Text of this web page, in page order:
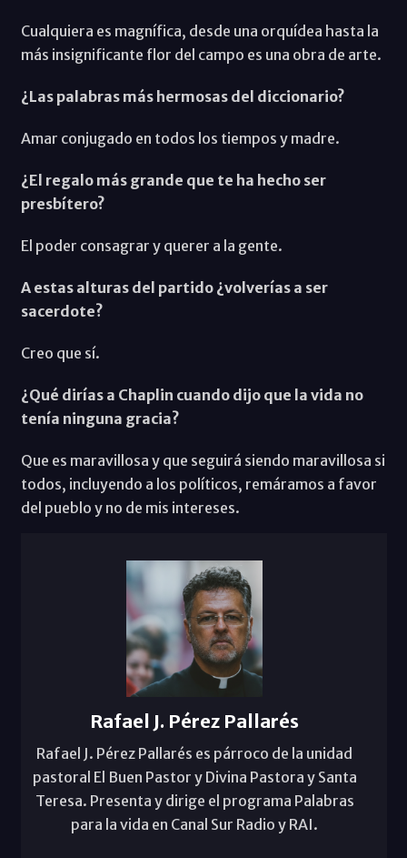
Cualquiera es magnífica, desde una orquídea hasta la
más insignificante flor del campo es una obra de arte.
¿Las palabras más hermosas del diccionario?
Amar conjugado en todos los tiempos y madre.
¿El regalo más grande que te ha hecho ser
presbítero?
El poder consagrar y querer a la gente.
A estas alturas del partido ¿volverías a ser
sacerdote?
Creo que sí.
¿Qué dirías a Chaplin cuando dijo que la vida no
tenía ninguna gracia?
Que es maravillosa y que seguirá siendo maravillosa si
todos, incluyendo a los políticos, remáramos a favor
del pueblo y no de mis intereses.
Rafael J. Pérez Pallarés
Rafael J. Pérez Pallarés es párroco de la unidad
pastoral El Buen Pastor y Divina Pastora y Santa
Teresa. Presenta y dirige el programa Palabras
para la vida en Canal Sur Radio y RAI.